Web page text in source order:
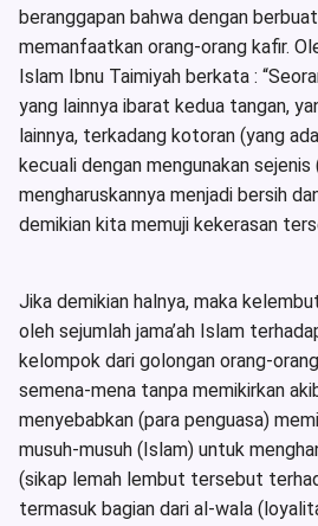
beranggapan bahwa dengan
memanfaatkan orang-orang kafir.
Islam Ibnu Taimiyah berkata :
yang lainnya ibarat kedua tangan,
lainnya, terkadang kotoran (yang
kecuali dengan mengunakan
mengharuskannya menjadi bersih
demikian kita memuji kekerasan
Jika demikian halnya, maka
oleh sejumlah jama’ah Islam
kelompok dari golongan orang-
semena-mena tanpa memikirkan
menyebabkan (para penguasa)
musuh-musuh (Islam) untuk
(sikap lemah lembut tersebut
termasuk bagian dari al-wala